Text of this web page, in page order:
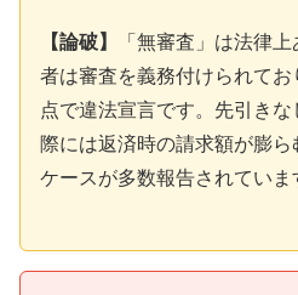
【論破】
「無審査」は法律
者は審査を義務付けられて
点で違法宣言です。先引き
際には返済時の請求額が膨
ケースが多数報告されていま